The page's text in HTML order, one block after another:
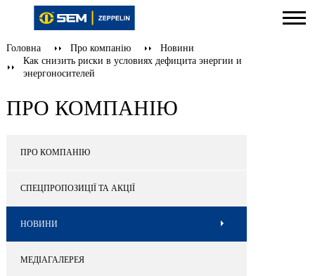
Головна Про компанію
Новини
Как снизить риски в условиях дефицита энергии и
энергоносителей
ПРО КОМПАНІЮ
ПРО КОМПАНІЮ
СПЕЦПРОПОЗИЦІЇ ТА АКЦІЇ
НОВИНИ
МЕДІАГАЛЕРЕЯ